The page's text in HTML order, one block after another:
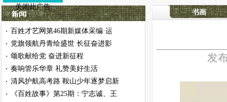
· 百姓才艺网第46期新媒体采编·运
· 党旗领航丹青绘盛世 长征奋进影
· 颂歌献给党 奋进新征程
· 奏响管乐华章 礼赞美好生活
· 清风护航高考路 鞍山少年逐梦启新
· 《百姓故事》第25期：宁志诚、王
书画
发